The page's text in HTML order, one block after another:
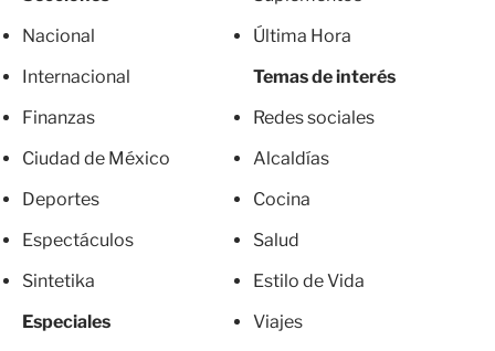
Nacional
Internacional
Finanzas
Ciudad de México
Deportes
Espectáculos
Sintetika
Especiales
Última Hora
Temas de interés
Redes sociales
Alcaldías
Cocina
Salud
Estilo de Vida
Viajes